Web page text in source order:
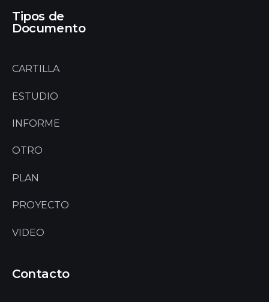
Tipos de
Documento
CARTILLA
ESTUDIO
INFORME
OTRO
PLAN
PROYECTO
VIDEO
Contacto